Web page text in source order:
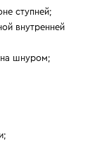
ступней;
внутренней
шнуром;